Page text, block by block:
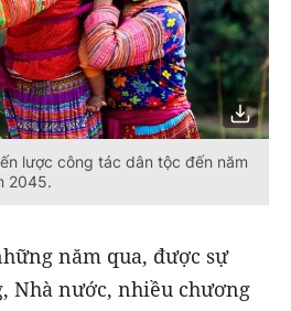
lược công tác dân tộc đến năm
2045.
năm qua, được sự
Nhà nước, nhiều chương